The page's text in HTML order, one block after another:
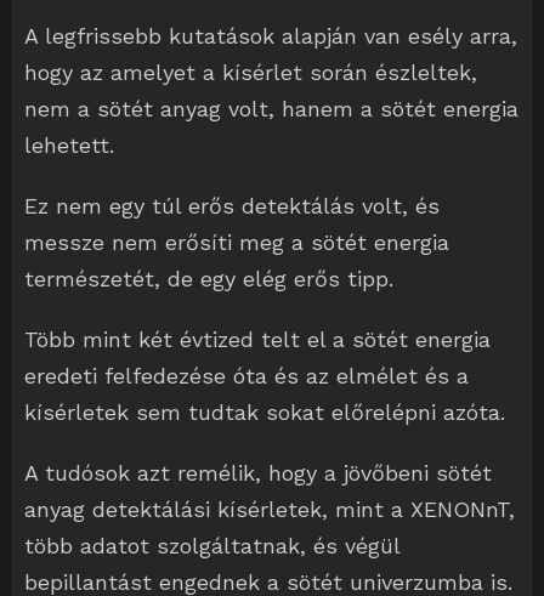
A legfrissebb kutatások alapján van esély arra,
hogy az amelyet a kísérlet során észleltek,
nem a sötét anyag volt, hanem a sötét energia
lehetett.
Ez nem egy túl erős detektálás volt, és
messze nem erősíti meg a sötét energia
természetét, de egy elég erős tipp.
Több mint két évtized telt el a sötét energia
eredeti felfedezése óta és az elmélet és a
kísérletek sem tudtak sokat előrelépni azóta.
A tudósok azt remélik, hogy a jövőbeni sötét
anyag detektálási kísérletek, mint a XENONnT,
több adatot szolgáltatnak, és végül
bepillantást engednek a sötét univerzumba is.